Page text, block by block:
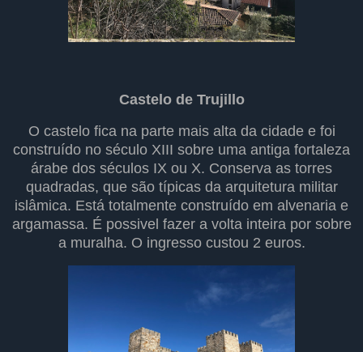
Castelo de Trujillo
O castelo fica na parte mais alta da cidade e foi
construído no século XIII sobre uma antiga fortaleza
árabe dos séculos IX ou X. Conserva as torres
quadradas, que são típicas da arquitetura militar
islâmica. Está totalmente construído em alvenaria e
argamassa. É possivel fazer a volta inteira por sobre
a muralha. O ingresso custou 2 euros.